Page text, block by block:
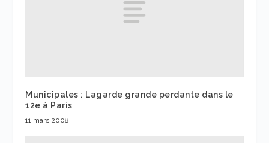
Municipales : Lagarde grande perdante dans le
12e à Paris
11 mars 2008